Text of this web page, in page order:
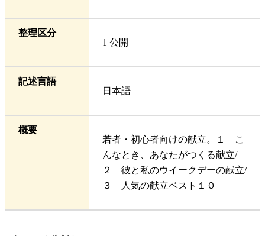
整理区分
1 公開
記述言語
日本語
概要
若者・初心者向けの献立。１ こ
んなとき、あなたがつくる献立/
２ 彼と私のウイークデーの献立/
３ 人気の献立ベスト１０